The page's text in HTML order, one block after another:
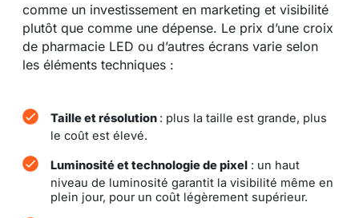
comme un investissement en marketing et visibilité
plutôt que comme une dépense. Le prix d’une croix
de pharmacie LED ou d’autres écrans varie selon
les éléments techniques :
Taille et résolution : plus la taille est grande, plus
le coût est élevé.
Luminosité et technologie de pixel: un haut
niveau de luminosité garantit la visibilité même en
plein jour, pour un coût légèrement supérieur.